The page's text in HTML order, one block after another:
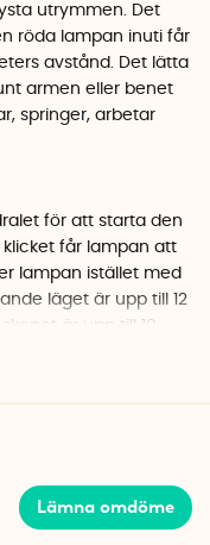
utrymmen. Det
röda lampan inuti får
avstånd. Det lätta
armen eller benet
springer, arbetar
för att starta den
får lampan att
lampan istället med
läget är upp till 12
är upp till 10
eller under knät på
i bältet med
Lämna omdöme